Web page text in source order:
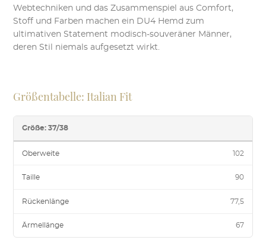
Webtechniken und das Zusammenspiel aus Comfort,
Stoff und Farben machen ein DU4 Hemd zum
ultimativen Statement modisch-souveräner Männer,
deren Stil niemals aufgesetzt wirkt.
Größentabelle: Italian Fit
Größe: 37/38
Oberweite 102
Taille 90
Rückenlänge 77,5
Ärmellänge 67